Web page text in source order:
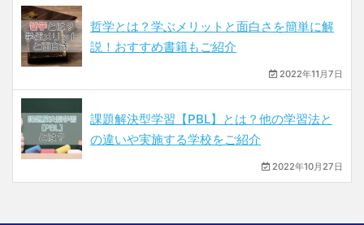
哲学とは？学ぶメリットと面白さを簡単に解
説！おすすめ書籍もご紹介
2022年11月7日
課題解決型学習【PBL】とは？他の学習法と
の違いや実施する学校をご紹介
2022年10月27日